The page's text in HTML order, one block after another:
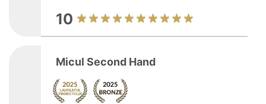
10
Micul Second Hand